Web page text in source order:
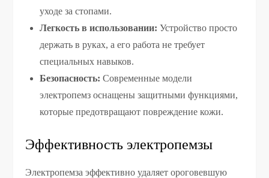
уходе за стопами.
Легкость в использовании: Устройство просто
держать в руках, а его работа не требует
специальных навыков.
Безопасность: Современные модели
электропемз оснащены защитными функциями,
которые предотвращают повреждение кожи.
Эффективность электропемзы
Электропемза эффективно удаляет ороговевшую